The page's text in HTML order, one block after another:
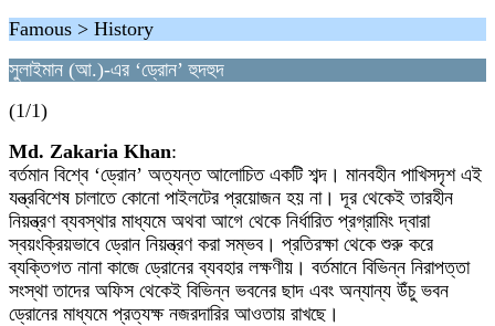
Famous > History
সুলাইমান (আ.)-এর ‘ড্রোন’ হুদহুদ
(1/1)
Md. Zakaria Khan:
বর্তমান বিশ্বে ‘ড্রোন’ অত্যন্ত আলোচিত একটি শব্দ। মানবহীন পাখিসদৃশ এই
যন্ত্রবিশেষ চালাতে কোনো পাইলটের প্রয়োজন হয় না। দূর থেকেই তারহীন
নিয়ন্ত্রণ ব্যবস্থার মাধ্যমে অথবা আগে থেকে নির্ধারিত প্রগ্রামিং দ্বারা
স্বয়ংক্রিয়ভাবে ড্রোন নিয়ন্ত্রণ করা সম্ভব। প্রতিরক্ষা থেকে শুরু করে
ব্যক্তিগত নানা কাজে ড্রোনের ব্যবহার লক্ষণীয়। বর্তমানে বিভিন্ন নিরাপত্তা
সংস্থা তাদের অফিস থেকেই বিভিন্ন ভবনের ছাদ এবং অন্যান্য উঁচু ভবন
ড্রোনের মাধ্যমে প্রত্যক্ষ নজরদারির আওতায় রাখছে।